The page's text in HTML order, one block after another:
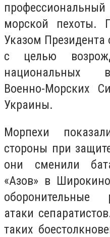
морской пехоты.
Указом Президента
с целью
национальных
Военно-Морских
Украины.
Морпехи
стороны при
они сменили
«Азов» в
оборонительные
атаки
таких